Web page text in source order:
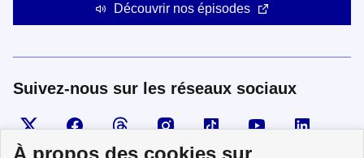
À propos des cookies sur
Découvrir nos épisodes
Suivez-nous sur les réseaux sociaux
Visiter la page XSuivez-nous sur Facebook
Visiter le compte Threads
Visiter le compte Instagram
Visiter le compte TikTok
Visiter le